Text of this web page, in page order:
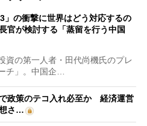
」の衝撃に世界はどう対応するの
が検討する「蒸留を行う中国
の第一人者・田代尚機氏のプレ
チ」。中国企…
政策のテコ入れ必至か 経済運営
さ…